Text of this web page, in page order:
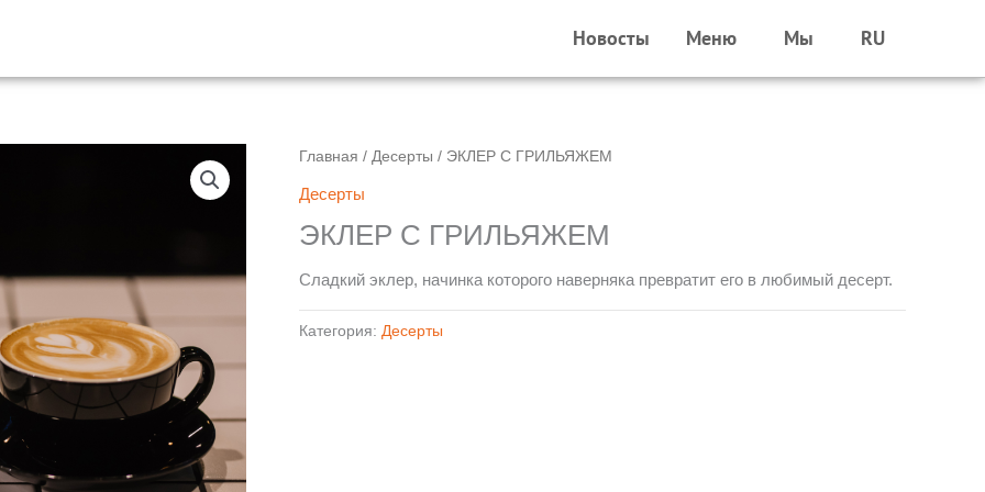
Новосты Меню Мы RU
Главная / Десерты / ЭКЛЕР С ГРИЛЬЯЖЕМ
Десерты
ЭКЛЕР С ГРИЛЬЯЖЕМ
Сладкий эклер, начинка которого наверняка превратит его в любимый десерт.
Категория: Десерты